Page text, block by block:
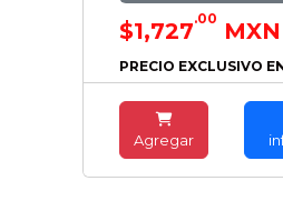
$1,727.00 MXN
PRECIO EXCLUSIVO
Agregar